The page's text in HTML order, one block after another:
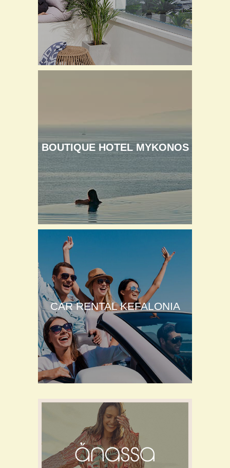
BOUTIQUE HOTEL MYKONOS
CAR RENTAL KEFALONIA